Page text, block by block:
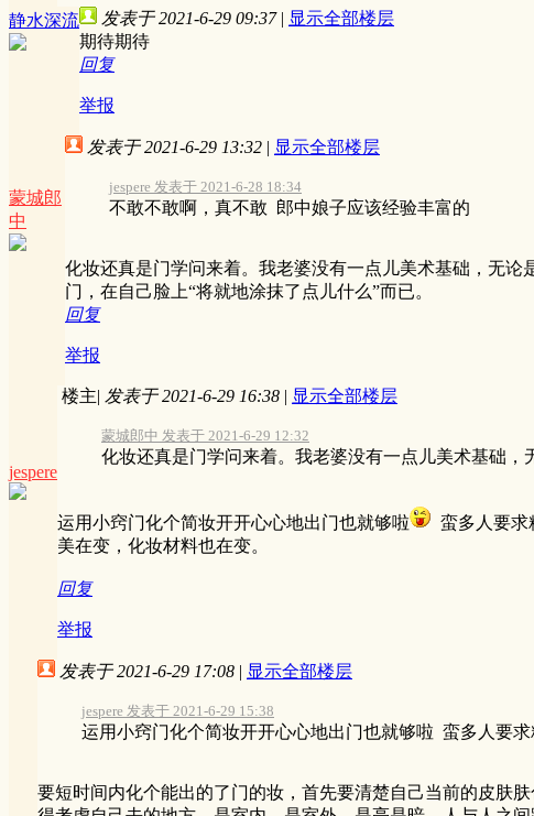
静水深流 发表于 2021-6-29 09:37 | 显示全部楼层
期待期待
回复
举报
蒙城郎
中
发表于 2021-6-29 13:32 | 显示全部楼层
jespere 发表于 2021-6-28 18:34
不敢不敢啊，真不敢 郎中娘子应该经验丰富的
化妆还真是门学问来着。我老婆没有一点儿美术基础，无
门，在自己脸上“将就地涂抹了点儿什么”而已。
回复
举报
jespere
楼主| 发表于 2021-6-29 16:38 | 显示全部楼层
蒙城郎中 发表于 2021-6-29 12:32
化妆还真是门学问来着。我老婆没有一点儿美术基础
运用小窍门化个简妆开开心心地出门也就够啦
蛮多人要求
美在变，化妆材料也在变。
回复
举报
发表于 2021-6-29 17:08 | 显示全部楼层
jespere 发表于 2021-6-29 15:38
运用小窍门化个简妆开开心心地出门也就够啦 蛮多人要
要短时间内化个能出的了门的妆，首先要清楚自己当前的皮肤